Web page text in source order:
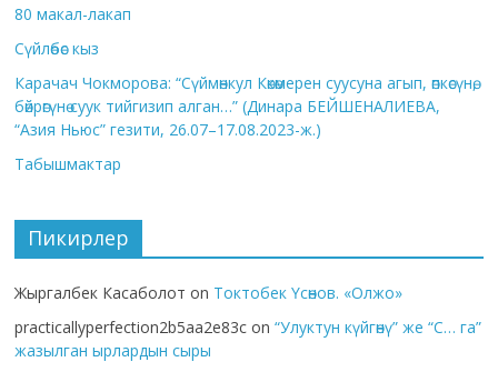
80 макал-лакап
Сүйлөбөс кыз
Карачач Чокморова: “Сүймөнкул Көкөмерен суусуна агып, өпкөсүнө,
бөйрөгүнө суук тийгизип алган…” (Динара БЕЙШЕНАЛИЕВА,
“Азия Ньюс” гезити, 26.07–17.08.2023-ж.)
Табышмактар
Пикирлер
Жыргалбек Касаболот on Токтобек Үсөнов. «Олжо»
practicallyperfection2b5aa2e83c on“Улуктун күйгөнү” же “С… га”
жазылган ырлардын сыры